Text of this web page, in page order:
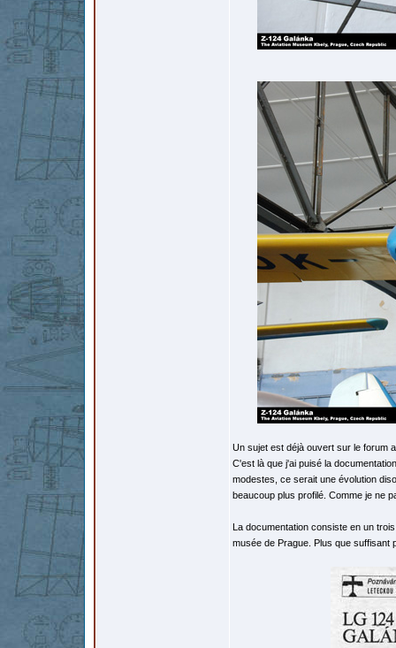
Un sujet est déjà ouvert sur le forum
C'est là que j'ai puisé la
modestes, ce serait une évolution
beaucoup plus profilé. Comme je ne
La documentation consiste en un
musée de Prague. Plus que suffisant